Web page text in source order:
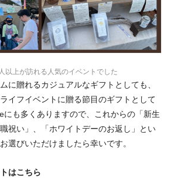
以上が訪れる人気のイベントでした
に贈れるカジュアルなギフトとしても、
イフイベントに贈る節目のギフトとして
にも多くありますので、これからの「新生
祝い」、「ホワイトデーのお返し」とい
選びいただけましたら幸いです。
はこちら